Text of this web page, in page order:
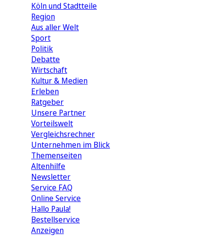
Köln und Stadtteile
Region
Aus aller Welt
Sport
Politik
Debatte
Wirtschaft
Kultur & Medien
Erleben
Ratgeber
Unsere Partner
Vorteilswelt
Vergleichsrechner
Unternehmen im Blick
Themenseiten
Altenhilfe
Newsletter
Service FAQ
Online Service
Hallo Paula!
Bestellservice
Anzeigen